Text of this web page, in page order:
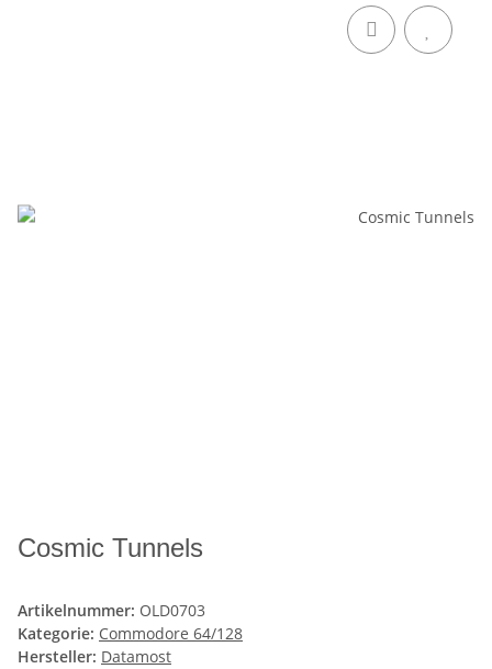
Cosmic Tunnels
Artikelnummer: OLD0703
Kategorie: Commodore 64/128
Hersteller: Datamost